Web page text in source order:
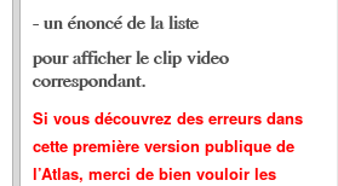
- un énoncé de la liste
pour afficher le clip video
correspondant.
Si vous découvrez des erreurs dans
cette première version publique de
l’Atlas, merci de bien vouloir les